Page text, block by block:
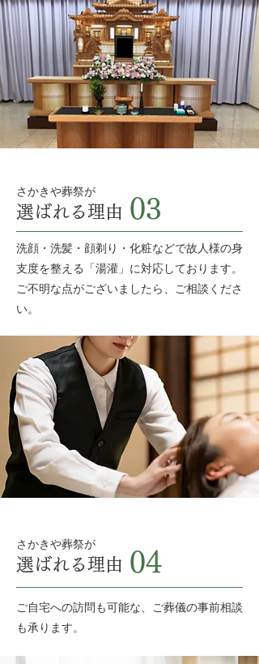
さかきや葬祭が
選ばれる理由 03
洗顔・洗髪・顔剃り・化粧などで故人様の身
支度を整える「湯灌」に対応しております。
​ご不明な点がございましたら、ご相談くださ
い。
さかきや葬祭が
選ばれる理由 04
ご自宅への訪問も可能な、ご葬儀の事前相談
も承ります。